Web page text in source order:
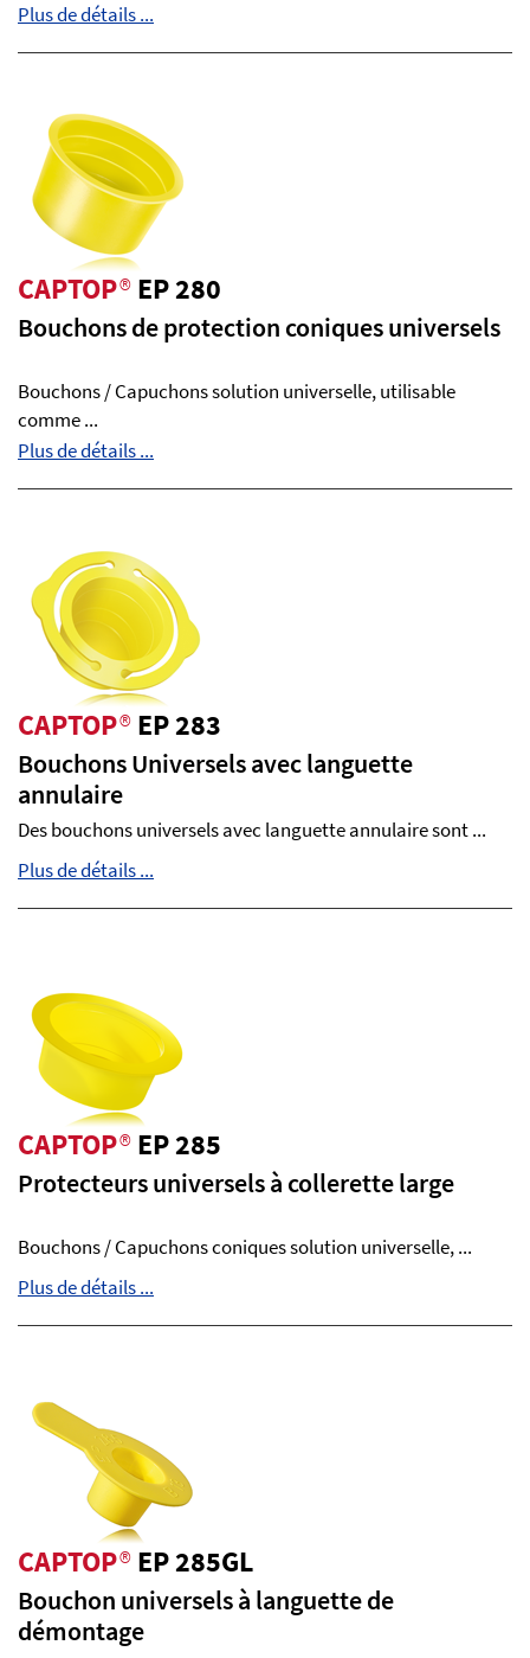
Plus de détails ...
CAPTOP®EP 280
Bouchons de protection coniques universels
Bouchons / Capuchons solution universelle, utilisable
comme ...
Plus de détails ...
CAPTOP®EP 283
Bouchons Universels avec languette
annulaire
Des bouchons universels avec languette annulaire sont ...
Plus de détails ...
CAPTOP®EP 285
Protecteurs universels à collerette large
Bouchons / Capuchons coniques solution universelle, ...
Plus de détails ...
CAPTOP®EP 285GL
Bouchon universels à languette de
démontage